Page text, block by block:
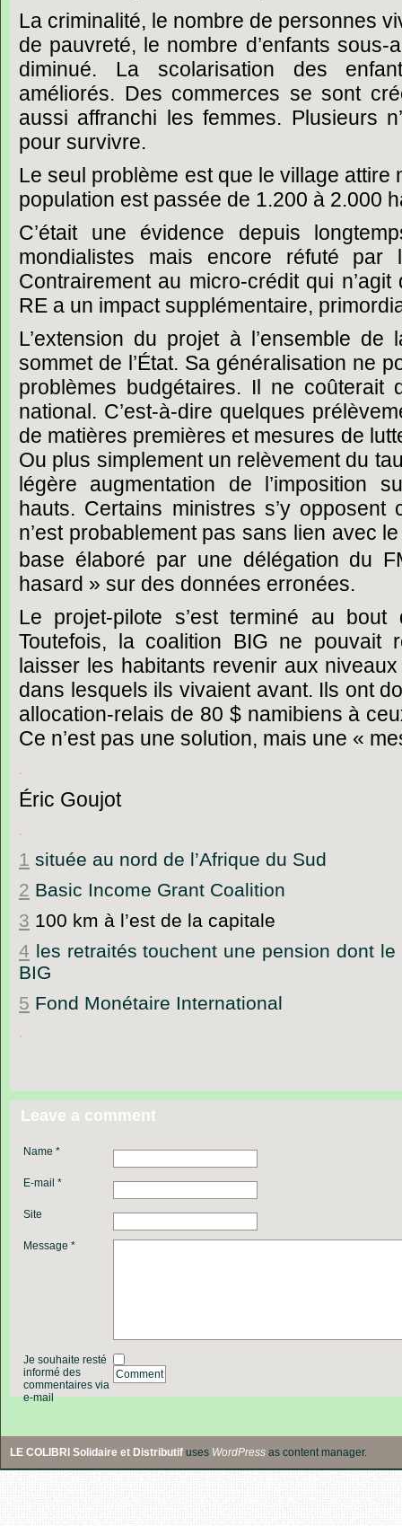
La criminalité, le nombre de personnes
de pauvreté, le nombre d’enfants
diminué. La scolarisation des
améliorés. Des commerces se sont
aussi affranchi les femmes. Plusieurs
pour survivre.
Le seul problème est que le village attire
population est passée de 1.200 à 2.000
C’était une évidence depuis
mondialistes mais encore réfuté par
Contrairement au micro-crédit qui
RE a un impact supplémentaire,
L’extension du projet à l’ensemble
sommet de l’État. Sa généralisation ne
problèmes budgétaires. Il ne
national. C’est-à-dire quelques
de matières premières et mesures de
Ou plus simplement un relèvement du
légère augmentation de l’imposition
hauts. Certains ministres s’y opposent
n’est probablement pas sans lien avec
base élaboré par une délégation du
hasard » sur des données erronées.
Le projet-pilote s’est terminé au
Toutefois, la coalition BIG ne pouvait
laisser les habitants revenir aux
dans lesquels ils vivaient avant. Ils ont
allocation-relais de 80 $ namibiens à
Ce n’est pas une solution, mais une «
.
Éric Goujot
.
1 située au nord de l’Afrique du Sud
2 Basic Income Grant Coalition
3 100 km à l’est de la capitale
4 les retraités touchent une pension dont
BIG
5 Fond Monétaire International
.
Leave a comment
Name *
E-mail *
Site
Message *
Je souhaite resté
informé des
commentaires via
e-mail
Comment
LE COLIBRI Solidaire et Distributif uses WordPress as content manager.